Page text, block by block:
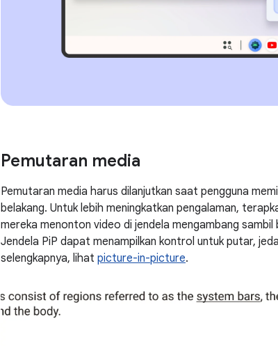
Pemutaran media
Pemutaran media harus dilanjutkan saat pengguna
belakang. Untuk lebih meningkatkan pengalaman,
mereka menonton video di jendela mengambang
Jendela PiP dapat menampilkan kontrol untuk putar,
selengkapnya, lihat picture-in-picture.